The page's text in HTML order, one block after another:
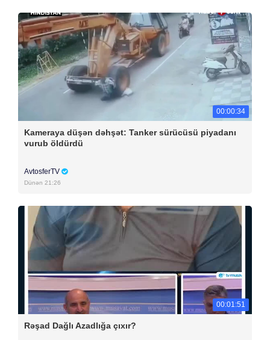
00:00:34
Kameraya düşən dəhşət: Tanker sürücüsü piyadanı
vurub öldürdü
AvtosferTV
Dünən 21:26
00:01:51
Rəşad Dağlı Azadlığa çıxır?